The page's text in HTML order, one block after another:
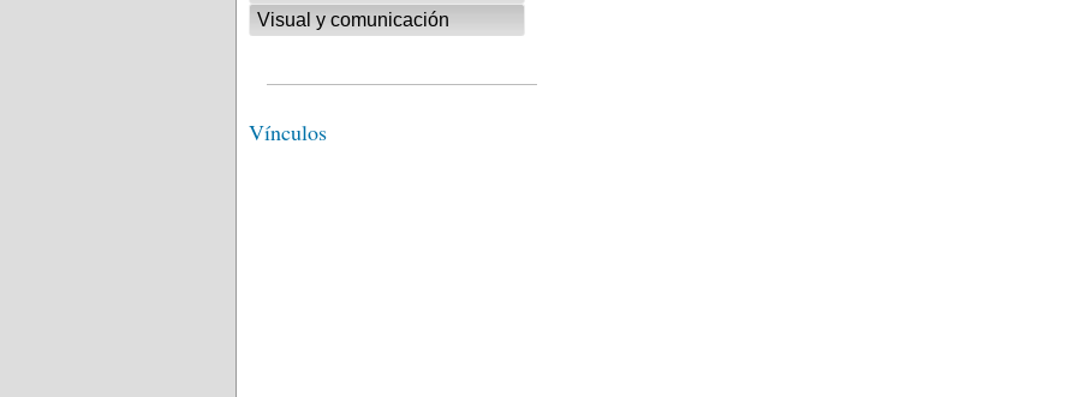
Visual y comunicación
Vínculos